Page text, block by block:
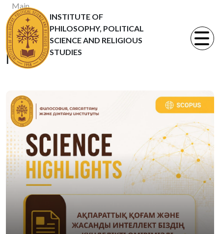
INSTITUTE OF
PHILOSOPHY, POLITICAL
SCIENCE AND RELIGIOUS
STUDIES
Main
News
Статьи
News